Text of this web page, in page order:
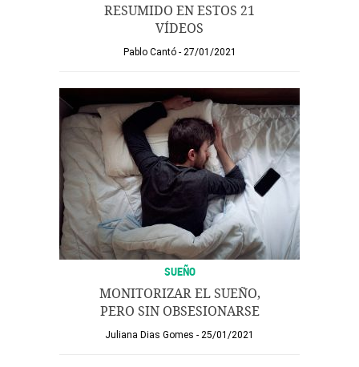
RESUMIDO EN ESTOS 21
VÍDEOS
Pablo Cantó 27/01/2021
SUEÑO
MONITORIZAR EL SUEÑO,
PERO SIN OBSESIONARSE
Juliana Dias Gomes 25/01/2021